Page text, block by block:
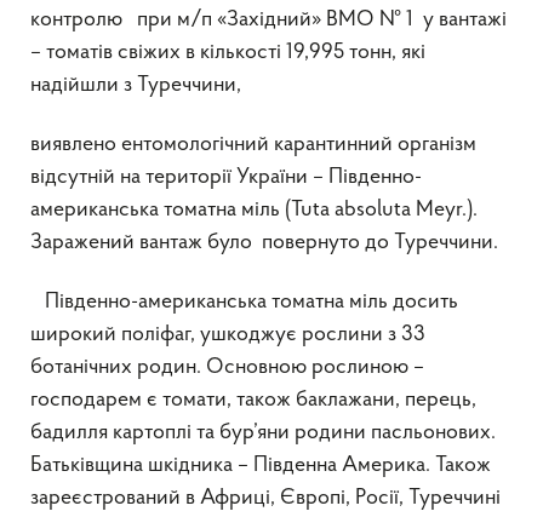
контролю при м/п «Західний» ВМО № 1 у вантажі
– томатів свіжих в кількості 19,995 тонн, які
надійшли з Туреччини,
виявлено ентомологічний карантинний організм
відсутній на території України – Південно-
американська томатна міль (Tuta absoluta Meyr.).
Заражений вантаж було повернуто до Туреччини.
Південно-американська томатна міль досить
широкий поліфаг, ушкоджує рослини з 33
ботанічних родин. Основною рослиною –
господарем є томати, також баклажани, перець,
бадилля картоплі та бур’яни родини пасльонових.
Батьківщина шкідника – Південна Америка. Також
зареєстрований в Африці, Європі, Росії, Туреччині